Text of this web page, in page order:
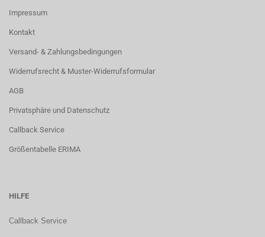
Impressum
Kontakt
Versand- & Zahlungsbedingungen
Widerrufsrecht & Muster-Widerrufsformular
AGB
Privatsphäre und Datenschutz
Callback Service
Größentabelle ERIMA
HILFE
Callback Service